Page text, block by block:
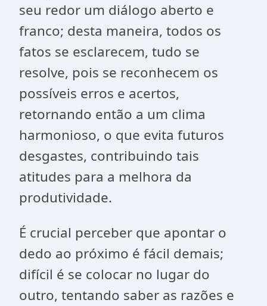
seu redor um diálogo aberto e
franco; desta maneira, todos os
fatos se esclarecem, tudo se
resolve, pois se reconhecem os
possíveis erros e acertos,
retornando então a um clima
harmonioso, o que evita futuros
desgastes, contribuindo tais
atitudes para a melhora da
produtividade.
É crucial perceber que apontar o
dedo ao próximo é fácil demais;
difícil é se colocar no lugar do
outro, tentando saber as razões e